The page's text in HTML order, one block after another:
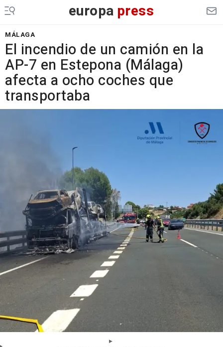
europa press
MÁLAGA
El incendio de un camión en la
AP-7 en Estepona (Málaga)
afecta a ocho coches que
transportaba